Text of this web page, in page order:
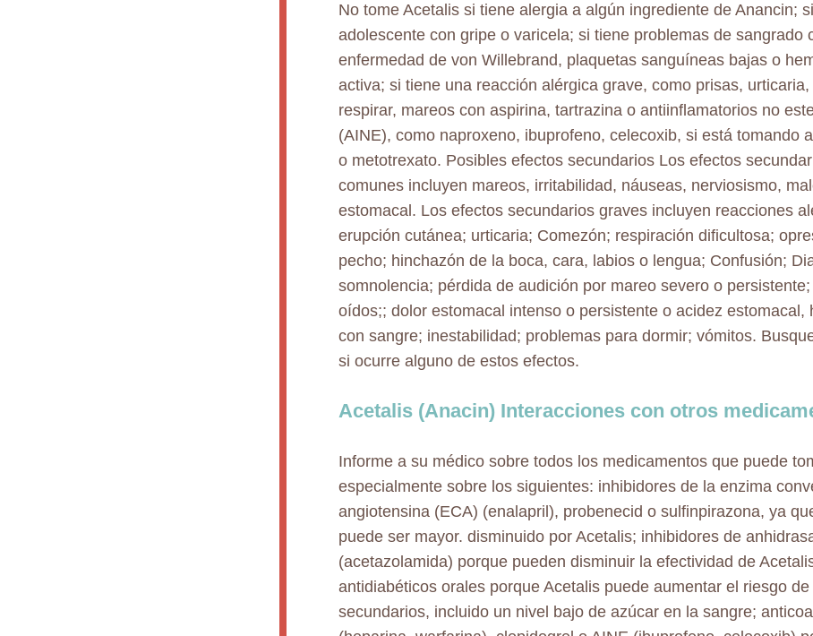
No tome Acetalis si tiene alergia a algún ingrediente de Anancin;
adolescente con gripe o varicela; si tiene problemas de sangrado
enfermedad de von Willebrand, plaquetas sanguíneas bajas o
activa; si tiene una reacción alérgica grave, como prisas,
respirar, mareos con aspirina, tartrazina o antiinflamatorios no
(AINE), como naproxeno, ibuprofeno, celecoxib, si está tomando
o metotrexato. Posibles efectos secundarios Los efectos
comunes incluyen mareos, irritabilidad, náuseas, nerviosismo,
estomacal. Los efectos secundarios graves incluyen reacciones
erupción cutánea; urticaria; Comezón; respiración dificultosa;
pecho; hinchazón de la boca, cara, labios o lengua; Confusión;
somnolencia; pérdida de audición por mareo severo o
oídos;; dolor estomacal intenso o persistente o acidez estomacal,
con sangre; inestabilidad; problemas para dormir; vómitos.
si ocurre alguno de estos efectos.
Acetalis (Anacin) Interacciones con otros
Informe a su médico sobre todos los medicamentos que puede
especialmente sobre los siguientes: inhibidores de la enzima
angiotensina (ECA) (enalapril), probenecid o sulfinpirazona, ya
puede ser mayor. disminuido por Acetalis; inhibidores de
(acetazolamida) porque pueden disminuir la efectividad de
antidiabéticos orales porque Acetalis puede aumentar el riesgo
secundarios, incluido un nivel bajo de azúcar en la sangre;